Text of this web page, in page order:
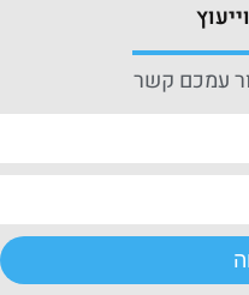
עמכם קשר